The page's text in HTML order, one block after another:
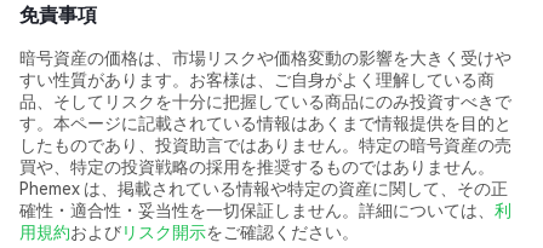
免責事項
暗号資産の価格は、市場リスクや価格変動の影響を大きく受けや
すい性質があります。お客様は、ご自身がよく理解している商
品、そしてリスクを十分に把握している商品にのみ投資すべきで
す。本ページに記載されている情報はあくまで情報提供を目的と
したものであり、投資助言ではありません。特定の暗号資産の売
買や、特定の投資戦略の採用を推奨するものではありません。
Phemex は、掲載されている情報や特定の資産に関して、その正
確性・適合性・妥当性を一切保証しません。詳細については、 利
用規約およびリスク開示をご確認ください。